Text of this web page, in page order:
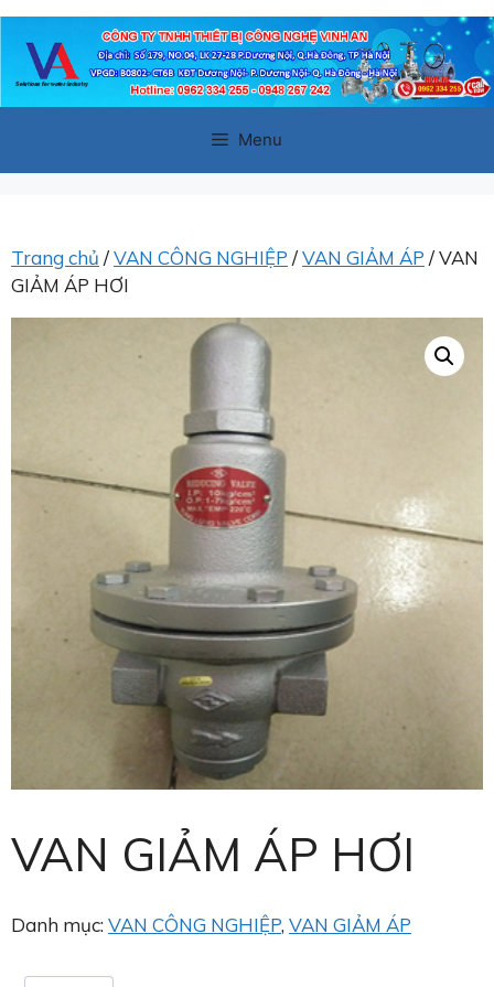
Chuyển
đến
Menu
Trang chủ /VAN CÔNG NGHIỆP /VAN GIẢM ÁP / VAN
GIẢM ÁP HƠI
VAN GIẢM ÁP HƠI
Danh mục:VAN CÔNG NGHIỆP, VAN GIẢM ÁP